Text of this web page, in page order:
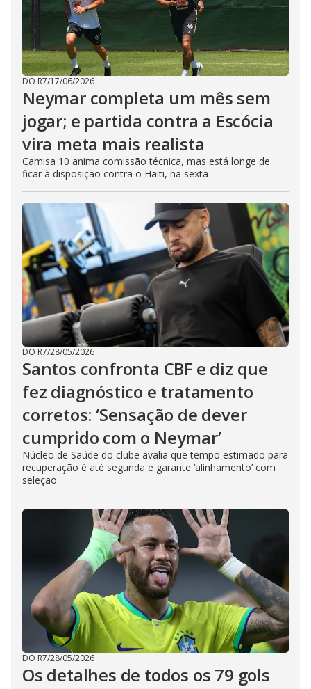
DO R7/17/06/2026
Neymar completa um mês sem
jogar; e partida contra a Escócia
vira meta mais realista
Camisa 10 anima comissão técnica, mas está longe de
ficar à disposição contra o Haiti, na sexta
DO R7/28/05/2026
Santos confronta CBF e diz que
fez diagnóstico e tratamento
corretos: ‘Sensação de dever
cumprido com o Neymar’
Núcleo de Saúde do clube avalia que tempo estimado para
recuperação é até segunda e garante ‘alinhamento’ com
seleção
DO R7/28/05/2026
Os detalhes de todos os 79 gols